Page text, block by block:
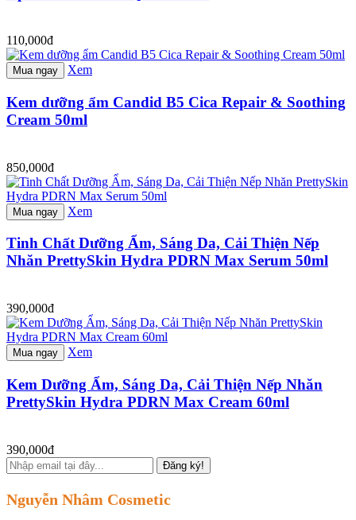
110,000đ
Mua ngay Xem
Kem dưỡng ẩm Candid B5 Cica Repair & Soothing
Cream 50ml
850,000đ
Mua ngay Xem
Tinh Chất Dưỡng Ẩm, Sáng Da, Cải Thiện Nếp
Nhăn PrettySkin Hydra PDRN Max Serum 50ml
390,000đ
Mua ngay Xem
Kem Dưỡng Ẩm, Sáng Da, Cải Thiện Nếp Nhăn
PrettySkin Hydra PDRN Max Cream 60ml
390,000đ
Đăng ký!
Nguyễn Nhâm Cosmetic